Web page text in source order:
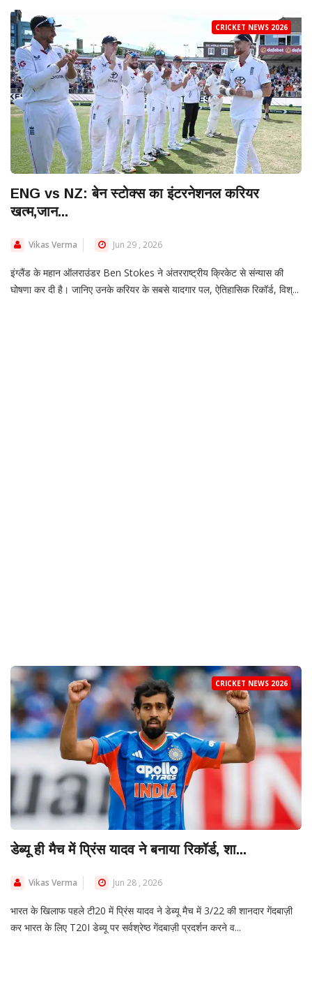
CRICKET NEWS 2026
ENG vs NZ: बेन स्टोक्स का इंटरनेशनल करियर
खत्म,जान...
Vikas Verma Jun 29 , 2026
इंग्लैंड के महान ऑलराउंडर Ben Stokes ने अंतरराष्ट्रीय क्रिकेट से संन्यास की
घोषणा कर दी है। जानिए उनके करियर के सबसे यादगार पल, ऐतिहासिक रिकॉर्ड, विश्...
CRICKET NEWS 2026
डेब्यू ही मैच में प्रिंस यादव ने बनाया रिकॉर्ड, शा...
Vikas Verma Jun 28 , 2026
भारत के खिलाफ पहले टी20 में प्रिंस यादव ने डेब्यू मैच में 3/22 की शानदार गेंदबाज़ी
कर भारत के लिए T20I डेब्यू पर सर्वश्रेष्ठ गेंदबाज़ी प्रदर्शन करने व...